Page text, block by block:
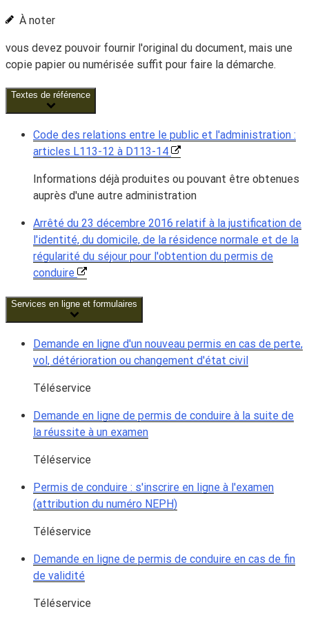
À noter
vous devez pouvoir fournir l'original du document, mais une
copie papier ou numérisée suffit pour faire la démarche.
Textes de référence
Code des relations entre le public et l'administration :
articles L113-12 à D113-14
Informations déjà produites ou pouvant être obtenues
auprès d'une autre administration
Arrêté du 23 décembre 2016 relatif à la justification de
l'identité, du domicile, de la résidence normale et de la
régularité du séjour pour l'obtention du permis de
conduire
Services en ligne et formulaires
Demande en ligne d'un nouveau permis en cas de perte,
vol, détérioration ou changement d'état civil
Téléservice
Demande en ligne de permis de conduire à la suite de
la réussite à un examen
Téléservice
Permis de conduire : s'inscrire en ligne à l'examen
(attribution du numéro NEPH)
Téléservice
Demande en ligne de permis de conduire en cas de fin
de validité
Téléservice